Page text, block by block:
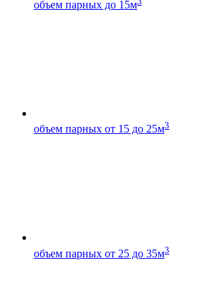
объем парных до 15м
объем парных от 15 до 25м3
объем парных от 25 до 35м3